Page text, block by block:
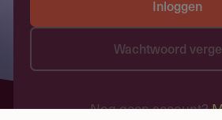
Inloggen
Wachtwoord
Nog geen account?